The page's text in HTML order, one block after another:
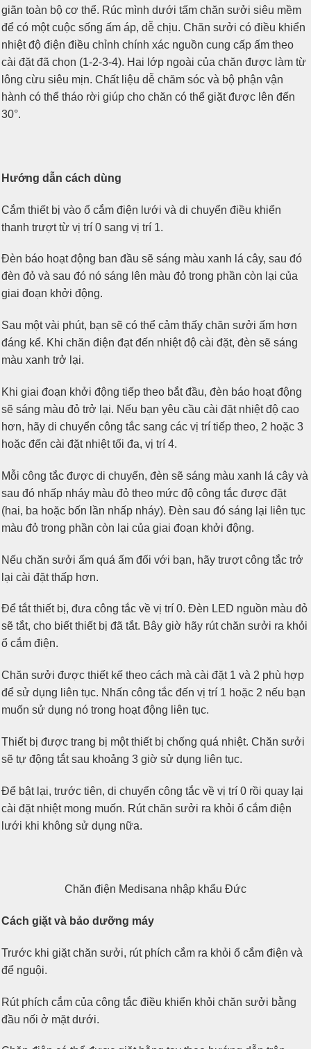
giãn toàn bộ cơ thể. Rúc mình dưới tấm chăn sưởi siêu mềm
để có một cuộc sống ấm áp, dễ chịu. Chăn sưởi có điều khiển
nhiệt độ điện điều chỉnh chính xác nguồn cung cấp ấm theo
cài đặt đã chọn (1-2-3-4). Hai lớp ngoài của chăn được làm từ
lông cừu siêu mịn. Chất liệu dễ chăm sóc và bộ phận vận
hành có thể tháo rời giúp cho chăn có thể giặt được lên đến
30°.
Hướng dẫn cách dùng
Cắm thiết bị vào ổ cắm điện lưới và di chuyển điều khiển
thanh trượt từ vị trí 0 sang vị trí 1.
Đèn báo hoạt động ban đầu sẽ sáng màu xanh lá cây, sau đó
đèn đỏ và sau đó nó sáng lên màu đỏ trong phần còn lại của
giai đoạn khởi động.
Sau một vài phút, bạn sẽ có thể cảm thấy chăn sưởi ấm hơn
đáng kể. Khi chăn điện đạt đến nhiệt độ cài đặt, đèn sẽ sáng
màu xanh trở lại.
Khi giai đoạn khởi động tiếp theo bắt đầu, đèn báo hoạt động
sẽ sáng màu đỏ trở lại. Nếu bạn yêu cầu cài đặt nhiệt độ cao
hơn, hãy di chuyển công tắc sang các vị trí tiếp theo, 2 hoặc 3
hoặc đến cài đặt nhiệt tối đa, vị trí 4.
Mỗi công tắc được di chuyển, đèn sẽ sáng màu xanh lá cây và
sau đó nhấp nháy màu đỏ theo mức độ công tắc được đặt
(hai, ba hoặc bốn lần nhấp nháy). Đèn sau đó sáng lại liên tục
màu đỏ trong phần còn lại của giai đoạn khởi động.
Nếu chăn sưởi ấm quá ấm đối với bạn, hãy trượt công tắc trở
lại cài đặt thấp hơn.
Để tắt thiết bị, đưa công tắc về vị trí 0. Đèn LED nguồn màu đỏ
sẽ tắt, cho biết thiết bị đã tắt. Bây giờ hãy rút chăn sưởi ra khỏi
ổ cắm điện.
Chăn sưởi được thiết kế theo cách mà cài đặt 1 và 2 phù hợp
để sử dụng liên tục. Nhấn công tắc đến vị trí 1 hoặc 2 nếu bạn
muốn sử dụng nó trong hoạt động liên tục.
Thiết bị được trang bị một thiết bị chống quá nhiệt. Chăn sưởi
sẽ tự động tắt sau khoảng 3 giờ sử dụng liên tục.
Để bật lại, trước tiên, di chuyển công tắc về vị trí 0 rồi quay lại
cài đặt nhiệt mong muốn. Rút chăn sưởi ra khỏi ổ cắm điện
lưới khi không sử dụng nữa.
Chăn điện Medisana nhập khẩu Đức
Cách giặt và bảo dưỡng máy
Trước khi giặt chăn sưởi, rút phích cắm ra khỏi ổ cắm điện và
để nguội.
Rút phích cắm của công tắc điều khiển khỏi chăn sưởi bằng
đầu nối ở mặt dưới.